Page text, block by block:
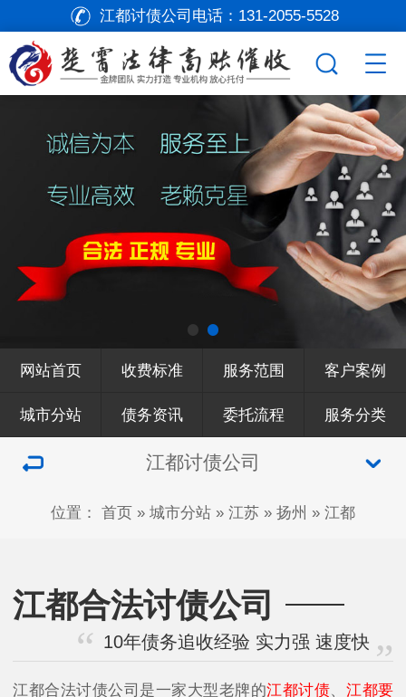
江都讨债公司电话： 131-2055-5528
网站首页 收费标准 服务范围 客户案例
城市分站 债务资讯 委托流程 服务分类
江都讨债公司
位置： 首页 » 城市分站 » 江苏 » 扬州 » 江都
江都合法讨债公司
10年债务追收经验 实力强 速度快
江都合法讨债公司是一家大型老牌的江都讨债
江都要